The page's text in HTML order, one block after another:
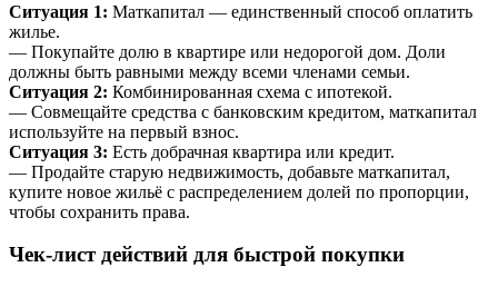
Ситуация 1: Маткапитал — единственный способ оплатить
жилье.
— Покупайте долю в квартире или недорогой дом. Доли
должны быть равными между всеми членами семьи.
Ситуация 2: Комбинированная схема с ипотекой.
— Совмещайте средства с банковским кредитом, маткапитал
используйте на первый взнос.
Ситуация 3: Есть добрачная квартира или кредит.
— Продайте старую недвижимость, добавьте маткапитал,
купите новое жильё с распределением долей по пропорции,
чтобы сохранить права.
Чек-лист действий для быстрой покупки